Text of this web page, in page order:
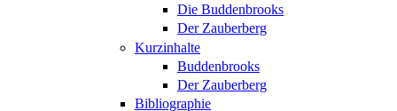
Die Buddenbrooks
Der Zauberberg
Kurzinhalte
Buddenbrooks
Der Zauberberg
Bibliographie